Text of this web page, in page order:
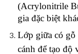
(Acrylonitrile
gia đặc biệt
Lớp giữa có gỗ
cánh để tạo độ